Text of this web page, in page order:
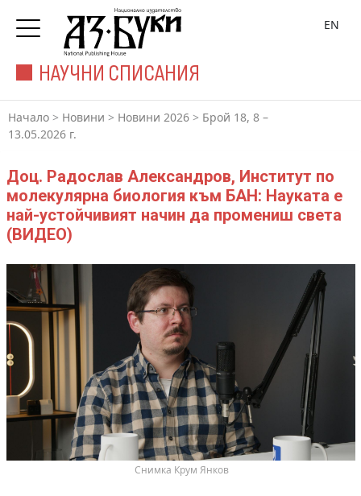
НАУЧНИ СПИСАНИЯ
EN
Начало > Новини > Новини 2026 > Брой 18, 8 –
13.05.2026 г.
Доц. Радослав Александров, Институт по
молекулярна биология към БАН: Науката е
най-устойчивият начин да промениш света
(ВИДЕО)
Снимка Крум Янков